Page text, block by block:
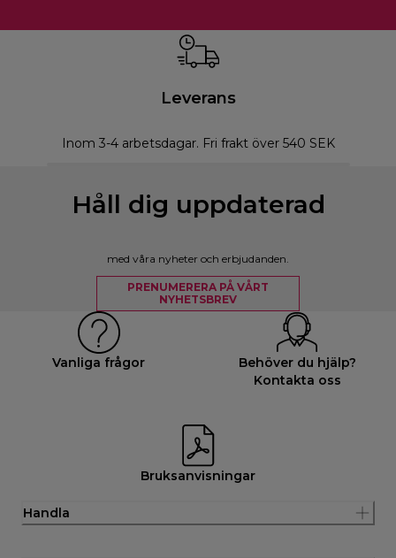
Leverans
Inom 3-4 arbetsdagar. Fri frakt över 540 SEK
Håll dig uppdaterad
med våra nyheter och erbjudanden.
PRENUMERERA PÅ VÅRT
NYHETSBREV
Vanliga frågor
Behöver du hjälp?
Kontakta oss
Bruksanvisningar
Handla